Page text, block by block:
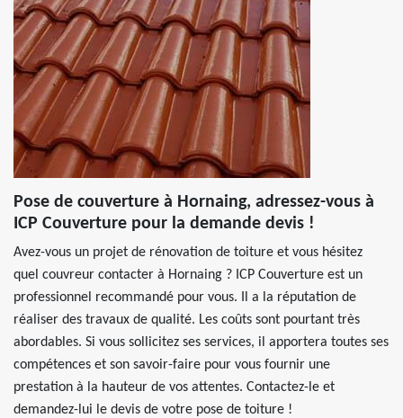
Pose de couverture à Hornaing, adressez-vous à
ICP Couverture pour la demande devis !
Avez-vous un projet de rénovation de toiture et vous hésitez
quel couvreur contacter à Hornaing ? ICP Couverture est un
professionnel recommandé pour vous. Il a la réputation de
réaliser des travaux de qualité. Les coûts sont pourtant très
abordables. Si vous sollicitez ses services, il apportera toutes ses
compétences et son savoir-faire pour vous fournir une
prestation à la hauteur de vos attentes. Contactez-le et
demandez-lui le devis de votre pose de toiture !